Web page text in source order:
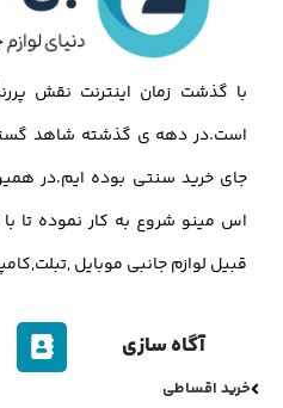
با گذشت زمان اینترنت نقش
است.در دهه ی گذشته شاهد
جای خرید سنتی بوده ایم.در
اس مینو شروع به کار نموده تا
قبیل لوازم جانبی موبایل
آگاه سازی
خرید اقساطی